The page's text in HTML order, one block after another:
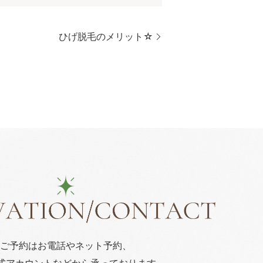
ひげ脱毛のメリット☆
ご予約はお電話やネット予約、